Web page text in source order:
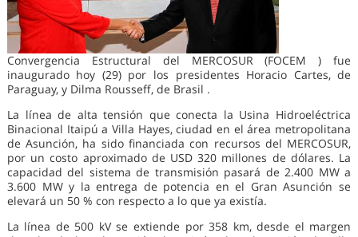
Convergencia Estructural del MERCOSUR (FOCEM ) fue
inaugurado hoy (29) por los presidentes Horacio Cartes, de
Paraguay, y Dilma Rousseff, de Brasil .
La línea de alta tensión que conecta la Usina Hidroeléctrica
Binacional Itaipú a Villa Hayes, ciudad en el área metropolitana
de Asunción, ha sido financiada con recursos del MERCOSUR,
por un costo aproximado de USD 320 millones de dólares. La
capacidad del sistema de transmisión pasará de 2.400 MW a
3.600 MW y la entrega de potencia en el Gran Asunción se
elevará un 50 % con respecto a lo que ya existía.
La línea de 500 kV se extiende por 358 km, desde el margen